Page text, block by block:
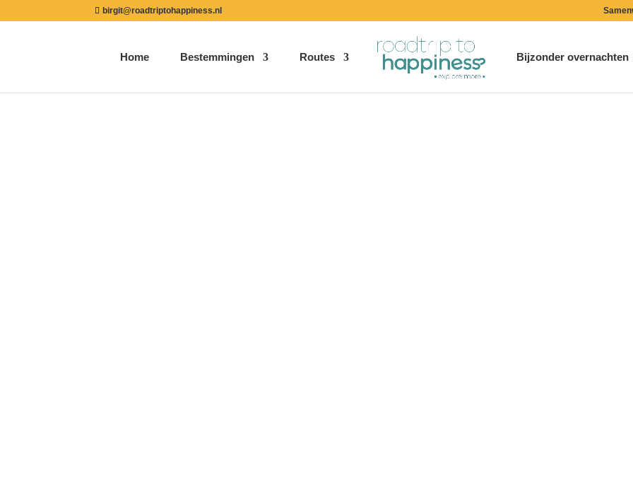
birgit@roadtriptohappiness.nl
Home Bestemmingen Routes Bijzonder overnachten